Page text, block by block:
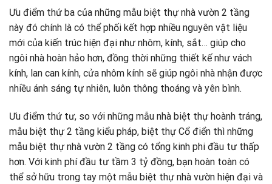
Ưu điểm thứ ba của những mẫu biệt thự nhà vườn 2 tầng
này đó chính là có thể phối kết hợp nhiều nguyên vật liệu
mới của kiến trúc hiện đại như nhôm, kính, sắt… giúp cho
ngôi nhà hoàn hảo hơn, đồng thời những thiết kế như vách
kính, lan can kính, cửa nhôm kính sẽ giúp ngôi nhà nhận được
nhiều ánh sáng tự nhiên, luôn thông thoáng và yên bình.
Ưu điểm thứ tư, so với những mẫu nhà biệt thự hoành tráng,
mẫu biệt thự 2 tầng kiểu pháp, biệt thự Cổ điển thì những
mẫu biệt thự nhà vườn 2 tầng có tổng kinh phi đầu tư thấp
hơn. Với kinh phí đầu tư tầm 3 tỷ đồng, bạn hoàn toàn có
thể sở hữu trong tay một mẫu biệt thự nhà vườn hiện đại và